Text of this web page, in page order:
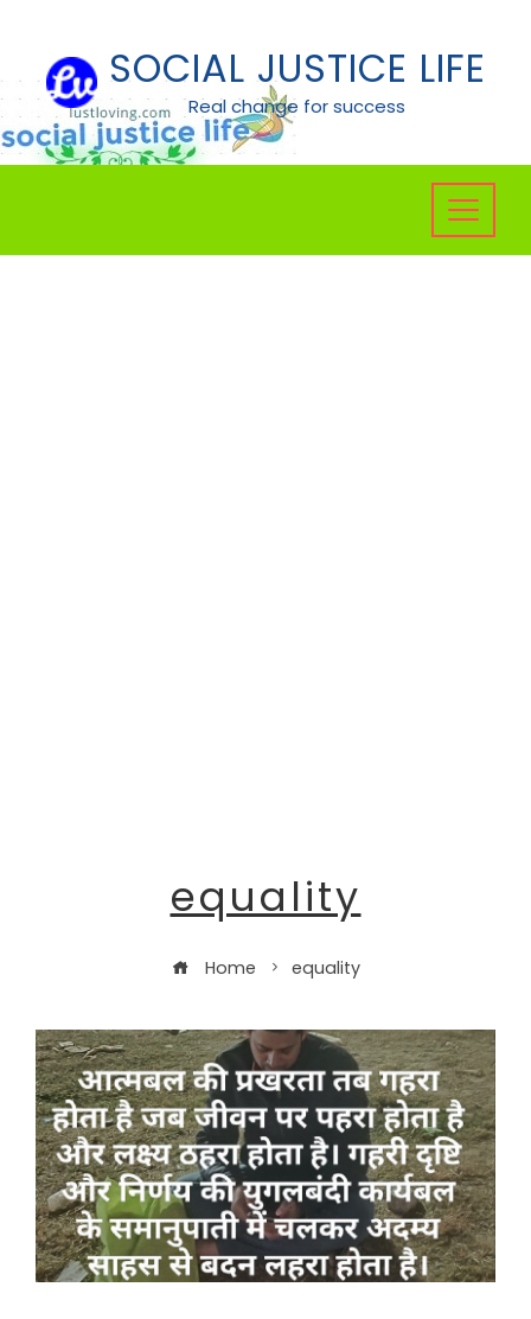
content
SOCIAL JUSTICE LIFE
Real change for success
equality
Home equality